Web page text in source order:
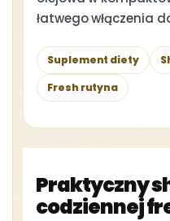
łatwego włączenia
Suplement diety
Fresh rutyna
Praktyczny
codziennej